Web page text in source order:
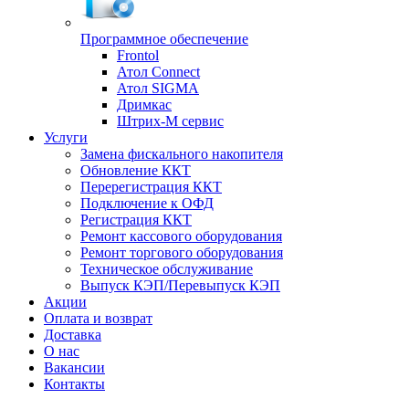
Программное обеспечение
Frontol
Атол Connect
Атол SIGMA
Дримкас
Штрих-М сервис
Услуги
Замена фискального накопителя
Обновление ККТ
Перерегистрация ККТ
Подключение к ОФД
Регистрация ККТ
Ремонт кассового оборудования
Ремонт торгового оборудования
Техническое обслуживание
Выпуск КЭП/Перевыпуск КЭП
Акции
Оплата и возврат
Доставка
О нас
Вакансии
Контакты